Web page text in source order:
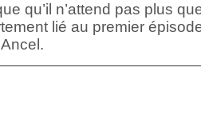
qu’il n’attend pas plus
lié au premier